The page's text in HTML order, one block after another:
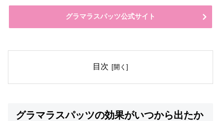
グラマラスパッツ公式サイト
目次
グラマラスパッツの効果がいつから出たか